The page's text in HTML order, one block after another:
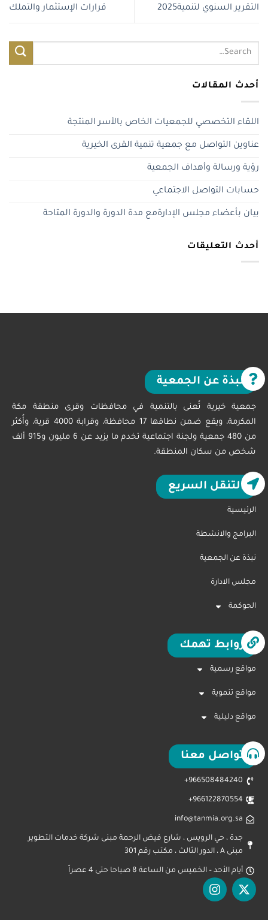
التقرير السنوي لتنمية2025 قرارات الإستثمار والتملك
أحدث المقالات
اللقاء التخصصي للجمعيات الخاص بالأسر المنتجة
عناوين التواصل مع جمعية تنمية القرى الخيرية
رؤية ورسالة وأهداف الجمعية
حسابات التواصل الاجتماعي
بيان بأعضاء مجلس الإدارةمع مدة الدورة والدورة المتاحة
أحدث التعليقات
نبذة عن الجمعية
جمعية خيرية تُعنى بالتنمية في محافظات وقرى منطقة مكة
المكرمة، ويقع ضمن نطاقها 17 محافظة، وقرابة 4000 قرية، وأُكثر
من 480 جمعية ولجنة اجتماعية تخدم ما يزيد عن 6 مليون و915 ألف
شخص من سكان المنطقة.
التنقل السريع
الرئيسية
البرامج والانشطة
نبذة عن الجمعية
مجلس الادارة
الحوكمة
روابط تهمك
مواقع رسمية
مواقع تنموية
مواقع دليلية
تواصل معنا
966508484240+
966122870554+
info@tanmia.org.sa
جدة ، حي الرويس ، شارع فيض الرحمة مبنى شركة خدمات التطوير
مبنى A ، الدور الثالث ، مكتب رقم 301
أيام الأحد – الخميس من الساعة 8 صباحا حتى 4 عصراً